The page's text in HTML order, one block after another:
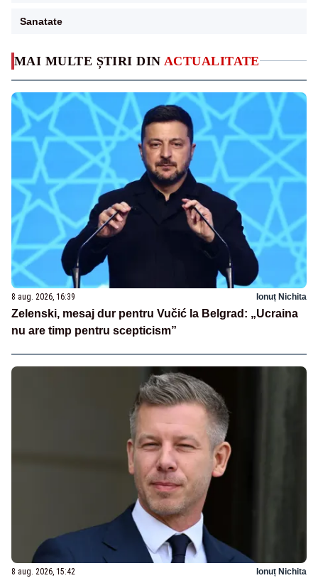
MAI MULTE ȘTIRI DIN ACTUALITATE
8 aug. 2026, 16:39 Ionuț Nichita
Zelenski, mesaj dur pentru Vučić la Belgrad: „Ucraina
nu are timp pentru scepticism”
8 aug. 2026, 15:42 Ionuț Nichita
Sanatate